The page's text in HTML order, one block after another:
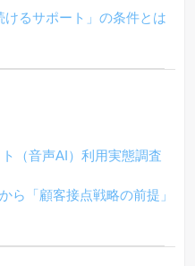
るサポート」の条件とは
（音声AI）利用実態調査
ら「顧客接点戦略の前提」